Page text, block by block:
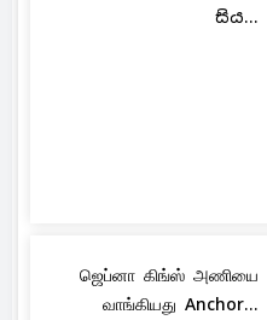
සිය...
ஜெப்னா கிங்ஸ் அணியை
வாங்கியது Anchor...